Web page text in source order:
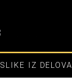
SLIKE IZ DELOVA